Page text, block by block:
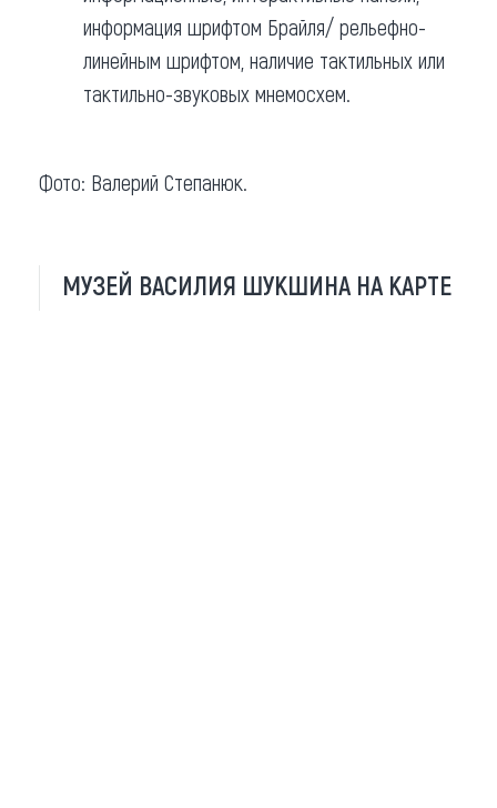
информация шрифтом Брайля/ рельефно-
линейным шрифтом, наличие тактильных или
тактильно-звуковых мнемосхем.
Фото: Валерий Степанюк.
МУЗЕЙ ВАСИЛИЯ ШУКШИНА НА КАРТЕ